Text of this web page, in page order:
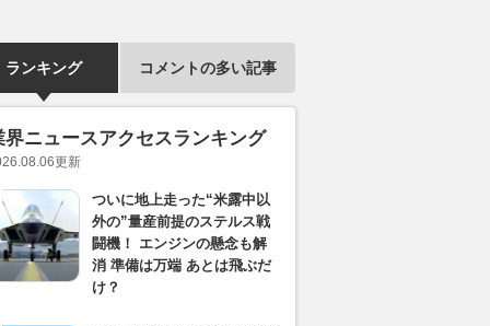
ランキング コメントの多い記事
界ニュースアクセスランキング
更新
ついに地上走った“米露中以
外の”量産前提のステルス戦
闘機！ エンジンの懸念も解
消 準備は万端 あとは飛ぶだ
け？